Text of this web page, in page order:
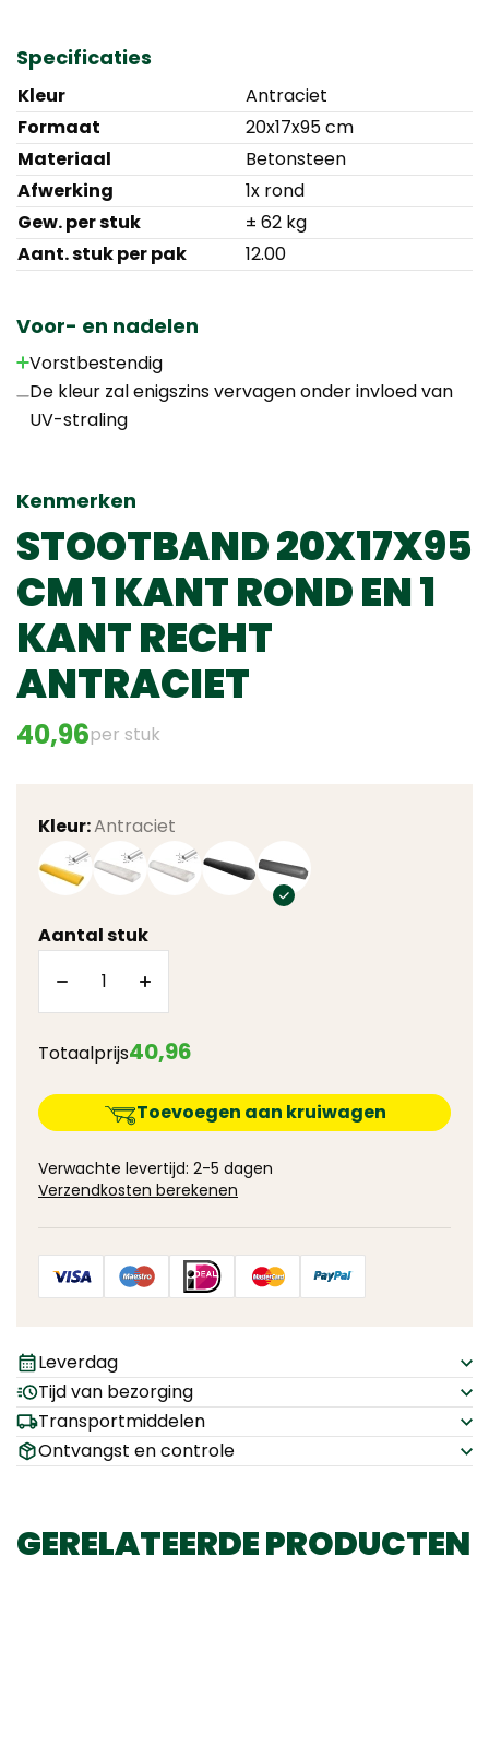
Specificaties
Kleur
Antraciet
Formaat
20x17x95 cm
Materiaal
Betonsteen
Afwerking
1x rond
Gew. per stuk
± 62 kg
Aant. stuk per pak
12.00
Voor- en nadelen
Vorstbestendig
De kleur zal enigszins vervagen onder invloed van
UV-straling
Kenmerken
STOOTBAND 20X17X95
CM 1 KANT ROND EN 1
KANT RECHT
ANTRACIET
40,96per stuk
Kleur:Antraciet
Aantal stuk
Totaalprijs40,96
Toevoegen aan kruiwagen
Verwachte levertijd: 2-5 dagen
Verzendkosten berekenen
Leverdag
Tijd van bezorging
Transportmiddelen
Ontvangst en controle
GERELATEERDE PRODUCTEN